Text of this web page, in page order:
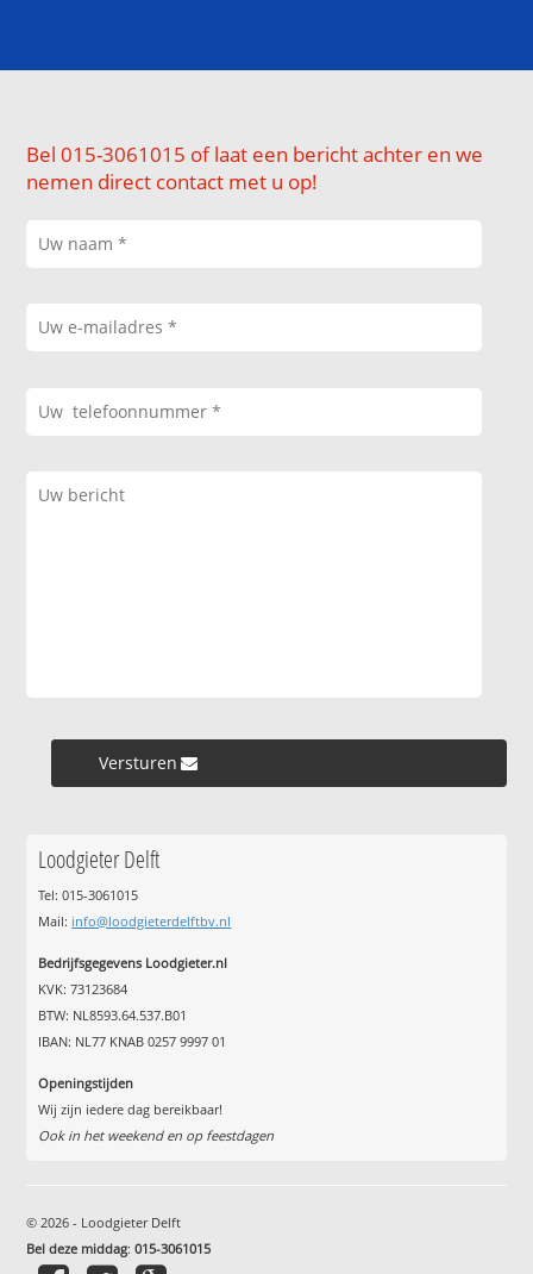
Bel 015-3061015 of laat een bericht achter en we
nemen direct contact met u op!
Versturen »
Loodgieter Delft
Tel: 015-3061015
Mail: info@loodgieterdelftbv.nl
Bedrijfsgegevens Loodgieter.nl
KVK: 73123684
BTW: NL8593.64.537.B01
IBAN: NL77 KNAB 0257 9997 01
Openingstijden
Wij zijn iedere dag bereikbaar!
Ook in het weekend en op feestdagen
© 2026 - Loodgieter Delft
Bel deze middag:015-3061015